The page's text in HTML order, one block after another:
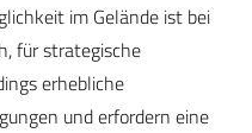
im Gelände ist bei
für strategische
erhebliche
und erfordern eine